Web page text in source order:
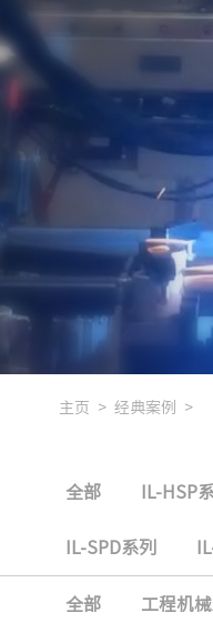
主页 > 经典案例 >
全部 IL-HSP
IL-SPD系列
全部 工程机